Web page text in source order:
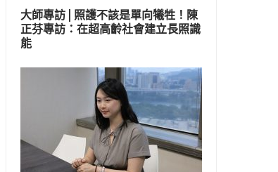
大師專訪 | 照護不該是單向犧牲！陳
正芬專訪：在超高齡社會建立長照識
能